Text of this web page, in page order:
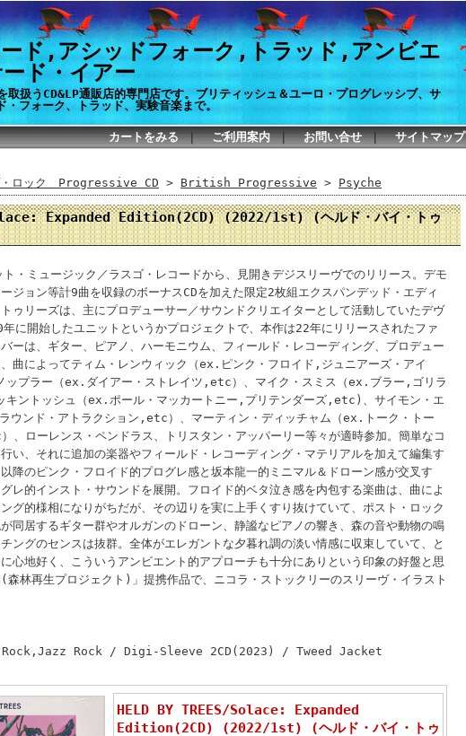
ド,アシッドフォーク,トラッド,アンビエ
ド・イアー
扱うCD&LP通販店的専門店です。ブリティッシュ＆ユーロ・プログレッシブ、サ
・フォーク、トラッド、実験音楽まで。
カートをみる｜ ご利用案内｜ お問い合せ｜ サイトマップ
・ロック Progressive CD > British Progressive > Psyche
Expanded Edition(2CD) (2022/1st) (ヘルド・バイ・トゥ
ト・ミュージック／ラスゴ・レコードから、見開きデジスリーヴでのリリース。デモ
ジョン等計9曲を収録のボーナスCDを加えた限定2枚組エクスパンデッド・エディ
ゥリーズは、主にプロデューサー／サウンドクリエイターとして活動していたデヴ
に開始したユニットというかプロジェクトで、本作は22年にリリースされたファ
ーは、ギター、ピアノ、ハーモニウム、フィールド・レコーディング、プロデュー
曲によってティム・レンウィック（ex.ピンク・フロイド,ジュニアーズ・アイ
ップラー（ex.ダイアー・ストレイツ,etc）、マイク・スミス（ex.ブラー,ゴリラ
キントッシュ（ex.ポール・マッカートニー,プリテンダーズ,etc)、サイモン・エ
ウンド・アトラクション,etc）、マーティン・ディッチャム（ex.トーク・トー
ローレンス・ペンドラス、トリスタン・アッパーリー等々が適時参加。簡単なコ
い、それに追加の楽器やフィールド・レコーディング・マテリアルを加えて編集す
降のピンク・フロイド的プログレ感と坂本龍一的ミニマル＆ドローン感が交叉す
レ的インスト・サウンドを展開。フロイド的ベタ泣き感を内包する楽曲は、曲によ
グ的様相になりがちだが、その辺りを実に上手くすり抜けていて、ポスト・ロック
同居するギター群やオルガンのドローン、静謐なピアノの響き、森の音や動物の鳴
ングのセンスは抜群。全体がエレガントな夕暮れ調の淡い情感に収束していて、と
心地好く、こういうアンビエント的アプローチも十分にありという印象の好盤と思
再生プロジェクト)」提携作品で、ニコラ・ストックリーのスリーヴ・イラスト
Rock / Digi-Sleeve 2CD(2023) / Tweed Jacket
HELD BY TREES/Solace: Expanded
Edition(2CD) (2022/1st) (ヘルド・バイ・トゥ